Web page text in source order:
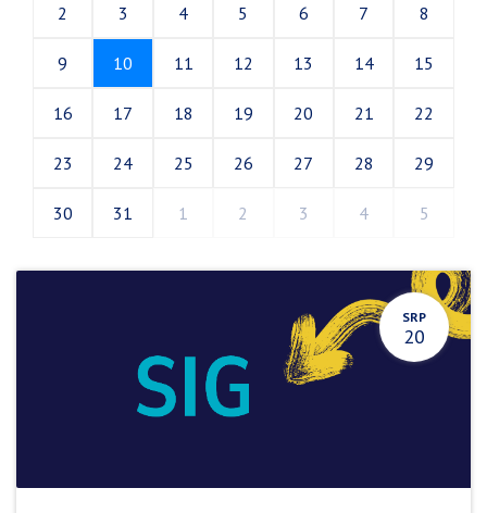
2 3 4 5 6 7 8
9 10 11 12 13 14 15
16 17 18 19 20 21 22
23 24 25 26 27 28 29
30 31 1 2 3 4 5
SRP
20